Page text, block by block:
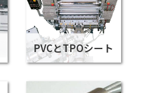
PVCとTPOシート